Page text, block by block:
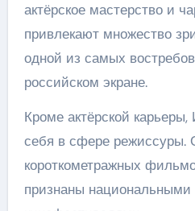
актёрское мастерство и
привлекают множество
одной из самых
российском экране.
Кроме актёрской
себя в сфере режиссуры.
короткометражных
признаны